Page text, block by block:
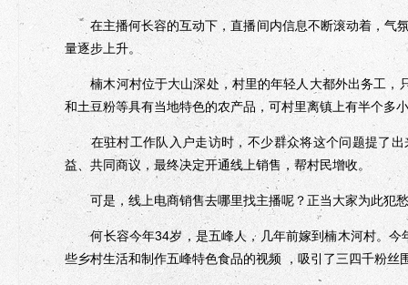
在主播何长容的互动下，直播间内信息不断滚动着，气
量逐步上升。
楠木河村位于大山深处，村里的年轻人大都外出务工，
和土豆粉等具有当地特色的农产品，可村里离镇上有半个多
在驻村工作队入户走访时，不少群众将这个问题提了出
益、共同商议，最终决定开通线上销售，帮村民增收。
可是，线上电商销售去哪里找主播呢？正当大家为此犯愁
何长容今年34岁，是五峰人，几年前嫁到楠木河村。今
些乡村生活和制作五峰特色食品的视频 ，吸引了三四千粉丝